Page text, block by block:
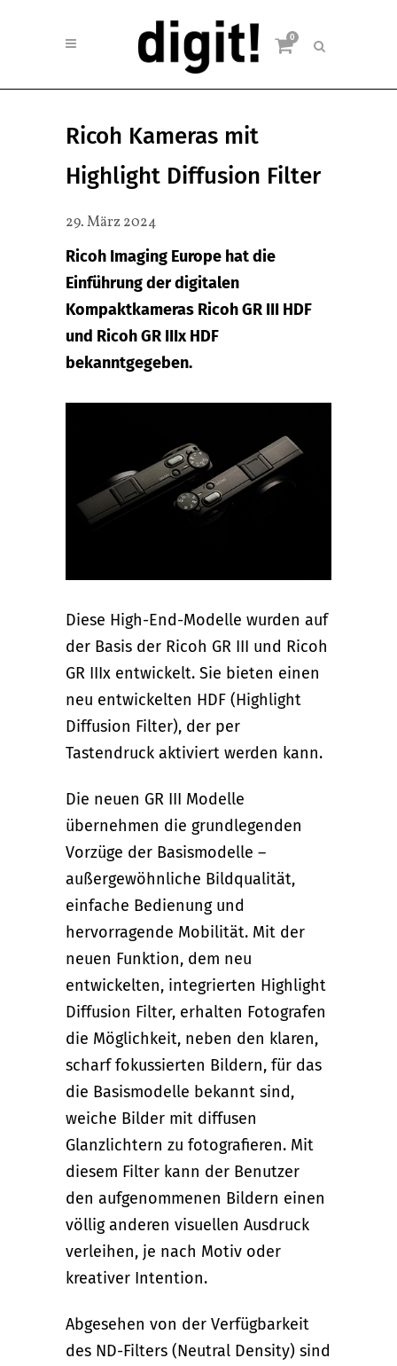
0
Ricoh Kameras mit
Highlight Diffusion Filter
29. März 2024
Ricoh Imaging Europe hat die
Einführung der digitalen
Kompaktkameras Ricoh GR III HDF
und Ricoh GR IIIx HDF
bekanntgegeben.
Diese High-End-Modelle wurden auf
der Basis der Ricoh GR III und Ricoh
GR IIIx entwickelt. Sie bieten einen
neu entwickelten HDF (Highlight
Diffusion Filter), der per
Tastendruck aktiviert werden kann.
Die neuen GR III Modelle
übernehmen die grundlegenden
Vorzüge der Basismodelle –
außergewöhnliche Bildqualität,
einfache Bedienung und
hervorragende Mobilität. Mit der
neuen Funktion, dem neu
entwickelten, integrierten Highlight
Diffusion Filter, erhalten Fotografen
die Möglichkeit, neben den klaren,
scharf fokussierten Bildern, für das
die Basismodelle bekannt sind,
weiche Bilder mit diffusen
Glanzlichtern zu fotografieren. Mit
diesem Filter kann der Benutzer
den aufgenommenen Bildern einen
völlig anderen visuellen Ausdruck
verleihen, je nach Motiv oder
kreativer Intention.
Abgesehen von der Verfügbarkeit
des ND-Filters (Neutral Density) sind